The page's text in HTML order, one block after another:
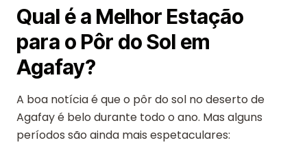
Qual é a Melhor Estação
para o Pôr do Sol em
Agafay?
A boa notícia é que o pôr do sol no deserto de
Agafay é belo durante todo o ano. Mas alguns
períodos são ainda mais espetaculares: